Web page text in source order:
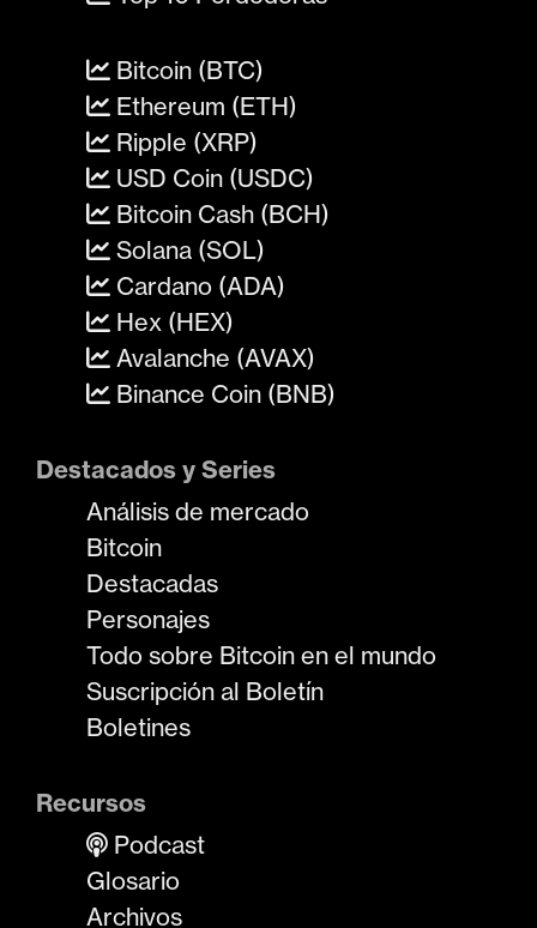
Bitcoin (BTC)
Ethereum (ETH)
Ripple (XRP)
USD Coin (USDC)
Bitcoin Cash (BCH)
Solana (SOL)
Cardano (ADA)
Hex (HEX)
Avalanche (AVAX)
Binance Coin (BNB)
Destacados y Series
Análisis de mercado
Bitcoin
Destacadas
Personajes
Todo sobre Bitcoin en el mundo
Suscripción al Boletín
Boletines
Recursos
Podcast
Glosario
Archivos